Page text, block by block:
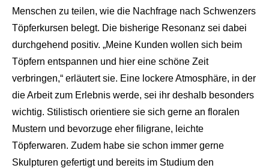
Menschen zu teilen, wie die Nachfrage nach Schwenzers
Töpferkursen belegt. Die bisherige Resonanz sei dabei
durchgehend positiv. „Meine Kunden wollen sich beim
Töpfern entspannen und hier eine schöne Zeit
verbringen,“ erläutert sie. Eine lockere Atmosphäre, in der
die Arbeit zum Erlebnis werde, sei ihr deshalb besonders
wichtig. Stilistisch orientiere sie sich gerne an floralen
Mustern und bevorzuge eher filigrane, leichte
Töpferwaren. Zudem habe sie schon immer gerne
Skulpturen gefertigt und bereits im Studium den